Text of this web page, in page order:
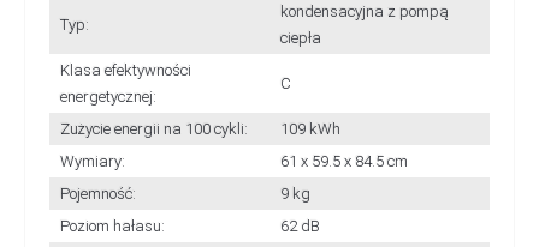
Typ:
kondensacyjna z pompą
ciepła
Klasa efektywności
energetycznej:
C
Zużycie energii na 100 cykli:
109 kWh
Wymiary:
61 x 59.5 x 84.5 cm
Pojemność:
9 kg
Poziom hałasu:
62 dB